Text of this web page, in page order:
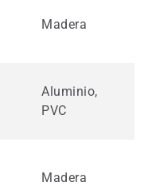
Madera
Aluminio,
PVC
Madera